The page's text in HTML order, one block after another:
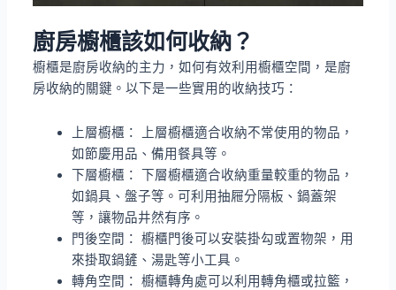
廚房櫥櫃該如何收納？
櫥櫃是廚房收納的主力，如何有效利用櫥櫃空間，是廚
房收納的關鍵。以下是一些實用的收納技巧：
上層櫥櫃： 上層櫥櫃適合收納不常使用的物品，
如節慶用品、備用餐具等。
下層櫥櫃： 下層櫥櫃適合收納重量較重的物品，
如鍋具、盤子等。可利用抽屜分隔板、鍋蓋架
等，讓物品井然有序。
門後空間： 櫥櫃門後可以安裝掛勾或置物架，用
來掛取鍋鏟、湯匙等小工具。
轉角空間： 櫥櫃轉角處可以利用轉角櫃或拉籃，